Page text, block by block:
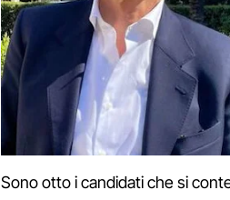
Sono otto i candidati che si